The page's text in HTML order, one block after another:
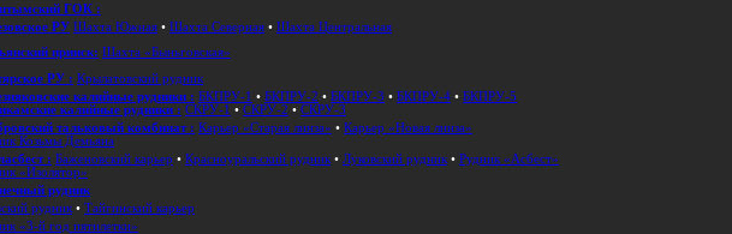
ГОК :
РУ Шахта Южная • Шахта Северная • Шахта Центральная
прииск: Шахта «Быньговская»
РУ : Крылатовский рудник
калийные рудники : БКПРУ-1 • БКПРУ-2 • БКПРУ-3 • БКПРУ-4 • БКПРУ-5
калийные рудники : СКРУ-1 • СКРУ-2 • СКРУ-3
тальковый комбинат : Карьер «Старая линза» • Карьер «Новая линза»
Козьмы Демьяна
: Баженовский карьер • Красноуральский рудник • Луковский рудник • Рудник «Асбест»
«Изолятор»
рудник
рудник • Тайгинский карьер
«3-й год пятилетки»